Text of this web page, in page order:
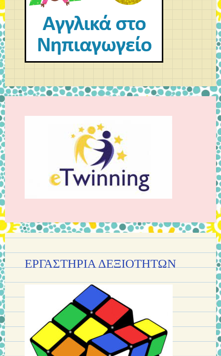
ΕΡΓΑΣΤΗΡΙΑ ΔΕΞΙΟΤΗΤΩΝ